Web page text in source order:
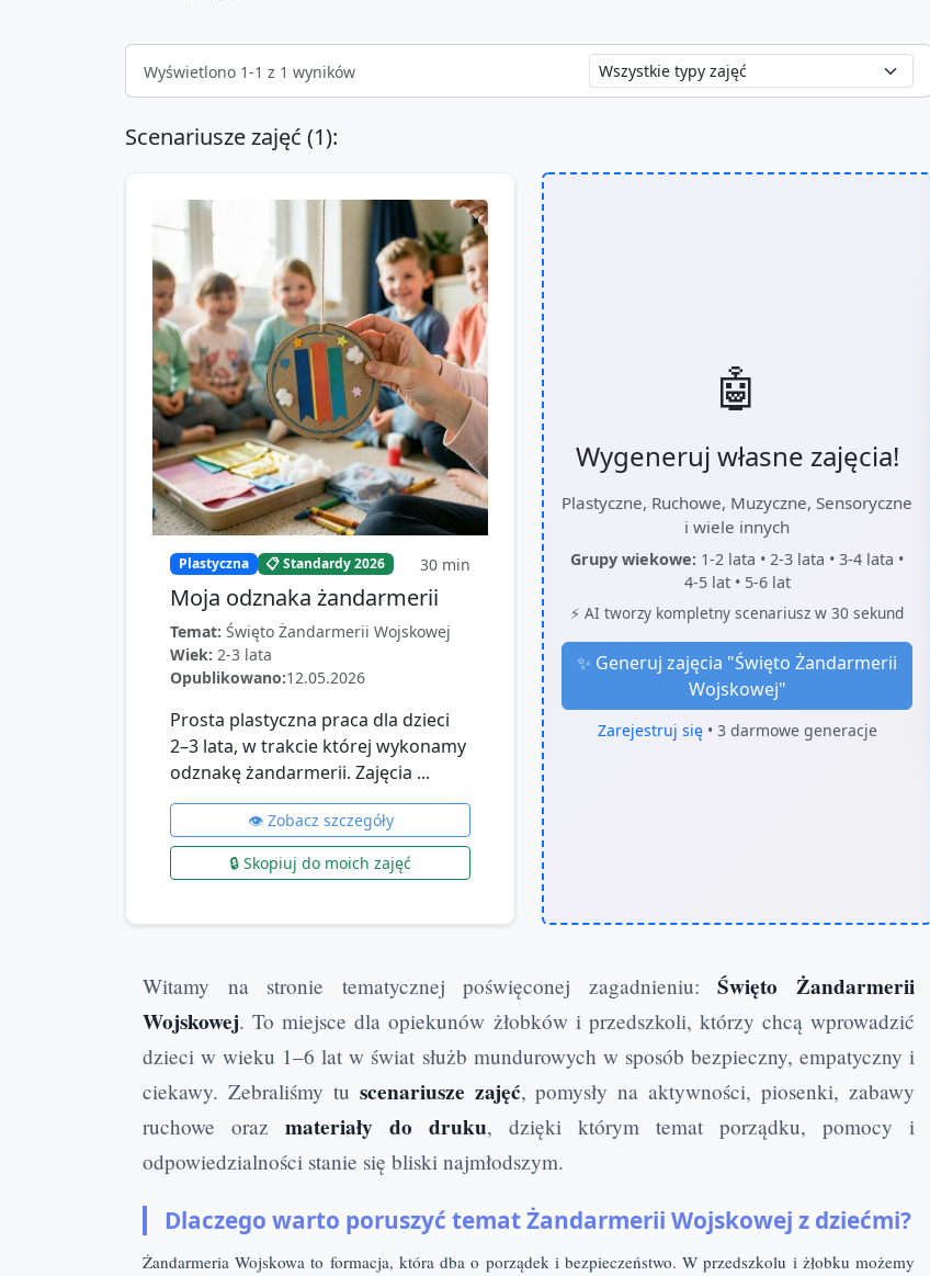
Wyświetlono 1-1 z 1 wyników
Scenariusze zajęć (1):
Plastyczna 📋 Standardy 2026 30 min
Moja odznaka żandarmerii
Temat: Święto Żandarmerii Wojskowej
Wiek: 2-3 lata
Opublikowano:12.05.2026
Prosta plastyczna praca dla dzieci
2–3 lata, w trakcie której wykonamy
odznakę żandarmerii. Zajęcia ...
👁️ Zobacz szczegóły
🔒 Skopiuj do moich zajęć
🤖
Wygeneruj własne zajęcia!
Plastyczne, Ruchowe, Muzyczne, Sensoryczne
i wiele innych
Grupy wiekowe: 1-2 lata • 2-3 lata • 3-4 lata •
4-5 lat • 5-6 lat
⚡ AI tworzy kompletny scenariusz w 30 sekund
✨ Generuj zajęcia "Święto Żandarmerii
Wojskowej"
Zarejestruj się• 3 darmowe generacje
Witamy na stronie tematycznej poświęconej zagadnieniu:Święto Żandarmerii
Wojskowej. To miejsce dla opiekunów żłobków i przedszkoli, którzy chcą wprowadzić
dzieci w wieku 1–6 lat w świat służb mundurowych w sposób bezpieczny, empatyczny i
ciekawy. Zebraliśmy tu scenariusze zajęć, pomysły na aktywności, piosenki, zabawy
ruchowe oraz materiały do druku, dzięki którym temat porządku, pomocy i
odpowiedzialności stanie się bliski najmłodszym.
Dlaczego warto poruszyć temat Żandarmerii Wojskowej z dziećmi?
Żandarmeria Wojskowa to formacja, która dba o porządek i bezpieczeństwo. W przedszkolu i żłobku możemy